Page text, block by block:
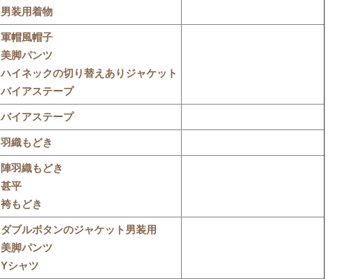
男装用着物
軍帽風帽子
美脚パンツ
ハイネックの切り替えありジャケット
バイアステープ
バイアステープ
羽織もどき
陣羽織もどき
甚平
袴もどき
ダブルボタンのジャケット男装用
美脚パンツ
Yシャツ